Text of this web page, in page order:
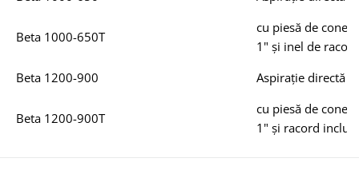
Beta 1000-650T
cu piesă de
1" și inel de
Beta 1200-900
Aspirație directă
Beta 1200-900T
cu piesă de
1" și racord inclus